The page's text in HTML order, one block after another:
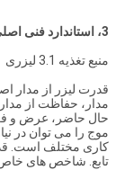
3، استاندارد فنی اصلی دستگاه:
منبع تغذیه 3.1 لیزری
قدرت لیزر از مدار
مدار، حفاظت از
حال حاضر، عرض و
موج را می توان در
کاری مختلف است.
تابع. شاخص های